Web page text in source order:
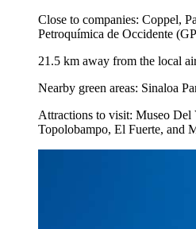
Close to companies: Coppel,
Petroquímica de Occidente
21.5 km away from the local
Nearby green areas: Sinaloa
Attractions to visit: Museo Del
Topolobampo, El Fuerte, and